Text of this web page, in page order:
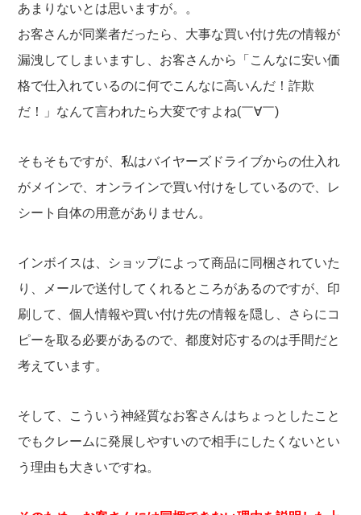
あまりないとは思いますが。。
お客さんが同業者だったら、大事な買い付け先の情報が
漏洩してしまいますし、お客さんから「こんなに安い価
格で仕入れているのに何でこんなに高いんだ！詐欺
だ！」なんて言われたら大変ですよね(￣∀￣)
そもそもですが、私はバイヤーズドライブからの仕入れ
がメインで、オンラインで買い付けをしているので、レ
シート自体の用意がありません。
インボイスは、ショップによって商品に同梱されていた
り、メールで送付してくれるところがあるのですが、印
刷して、個人情報や買い付け先の情報を隠し、さらにコ
ピーを取る必要があるので、都度対応するのは手間だと
考えています。
そして、こういう神経質なお客さんはちょっとしたこと
でもクレームに発展しやすいので相手にしたくないとい
う理由も大きいですね。